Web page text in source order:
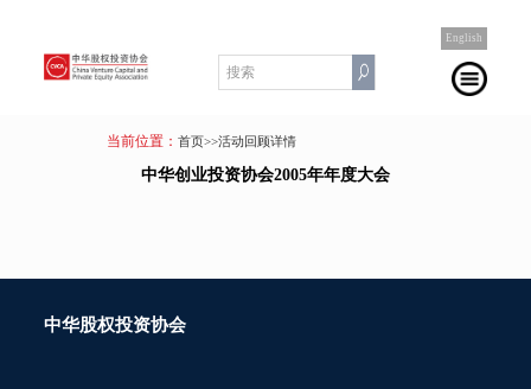
English
当前位置： 首页>>活动回顾详情
中华创业投资协会2005年年度大会
中华股权投资协会